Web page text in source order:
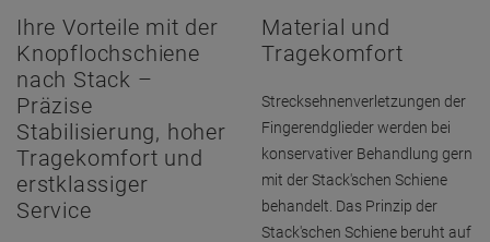
Ihre Vorteile mit der
Knopflochschiene
nach Stack –
Präzise
Stabilisierung, hoher
Tragekomfort und
erstklassiger
Service
Material und
Tragekomfort
Strecksehnenverletzungen der
Fingerendglieder werden bei
konservativer Behandlung gern
mit der Stack'schen Schiene
behandelt. Das Prinzip der
Stack'schen Schiene beruht auf